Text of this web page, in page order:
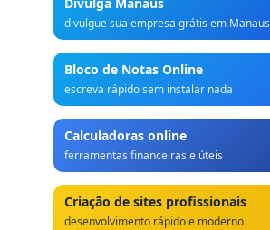
divulgue sua empresa grátis em Manaus
Bloco de Notas Online
escreva rápido sem instalar nada
Calculadoras online
ferramentas financeiras e úteis
Criação de sites profissionais
desenvolvimento rápido e moderno